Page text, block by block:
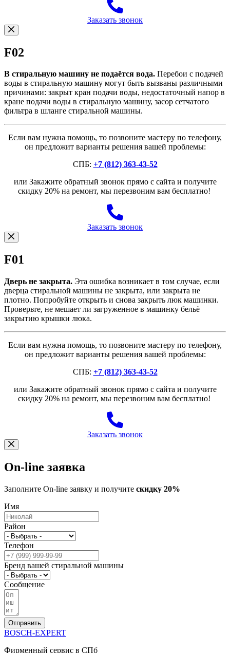
Заказать звонок
F02
В стиральную машину не подаётся вода. Перебои с подачей
воды в стиральную машину могут быть вызваны различными
причинами: закрыт кран подачи воды, недостаточный напор в
кране подачи воды в стиральную машину, засор сетчатого
фильтра в шланге стиральной машины.
Если вам нужна помощь, то позвоните мастеру по телефону,
он предложит варианты решения вашей проблемы:
СПБ: +7 (812) 363-43-52
или Закажите обратный звонок прямо с сайта и получите
скидку 20% на ремонт, мы перезвоним вам бесплатно!
Заказать звонок
F01
Дверь не закрыта. Эта ошибка возникает в том случае, если
дверца стиральной машины не закрыта, или закрыта не
плотно. Попробуйте открыть и снова закрыть люк машинки.
Проверьте, не мешает ли загруженное в машинку бельё
закрытию крышки люка.
Если вам нужна помощь, то позвоните мастеру по телефону,
он предложит варианты решения вашей проблемы:
СПБ: +7 (812) 363-43-52
или Закажите обратный звонок прямо с сайта и получите
скидку 20% на ремонт, мы перезвоним вам бесплатно!
Заказать звонок
On-line заявка
Заполните On-line заявку и получите скидку 20%
Имя
Район
Телефон
Бренд вашей стиральной машины
Сообщение
Отправить
BOSCH-EXPERT
Фирменный сервис в СПб